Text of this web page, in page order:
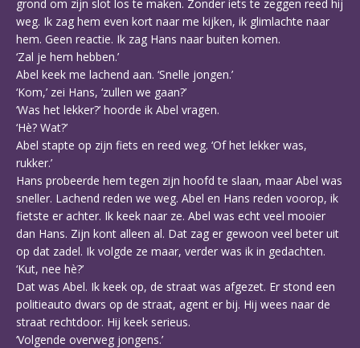
grond om zijn slot los te maken. Zonder iets te zeggen reed hij
weg. Ik zag hem even kort naar me kijken, ik glimlachte naar
hem. Geen reactie. Ik zag Hans naar buiten komen.
‘Zal je hem hebben.’
Abel keek me lachend aan. ‘Snelle jongen.’
‘Kom,’ zei Hans, ‘zullen we gaan?’
‘Was het lekker?’ hoorde ik Abel vragen.
‘Hè? Wat?’
Abel stapte op zijn fiets en reed weg. ‘Of het lekker was,
rukker.’
Hans probeerde hem tegen zijn hoofd te slaan, maar Abel was
sneller. Lachend reden we weg. Abel en Hans reden voorop, ik
fietste er achter. Ik keek naar ze. Abel was echt veel mooier
dan Hans. Zijn kont alleen al. Dat zag er gewoon veel beter uit
op dat zadel. Ik volgde ze maar, verder was ik in gedachten.
‘Kut, nee hè?’
Dat was Abel. Ik keek op, de straat was afgezet. Er stond een
politieauto dwars op de straat, agent er bij. Hij wees naar de
straat rechtdoor. Hij keek serieus.
‘Volgende overweg jongens.’